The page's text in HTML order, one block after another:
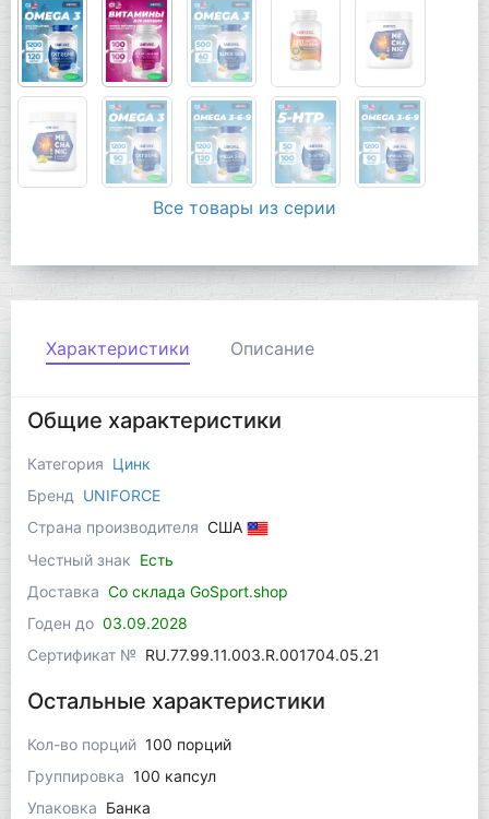
Все товары из серии
Характеристики Описание
Общие характеристики
Категория Цинк
Бренд
UNIFORCE
Страна производителя США
Честный знак Есть
Доставка Со склада GoSport.shop
Годен до 03.09.2028
Сертификат № RU.77.99.11.003.R.001704.05.21
Остальные характеристики
Кол-во порций 100 порций
Группировка 100 капсул
Упаковка Банка